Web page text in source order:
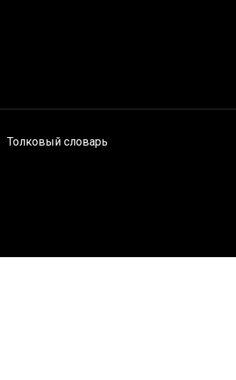
Толковый словарь